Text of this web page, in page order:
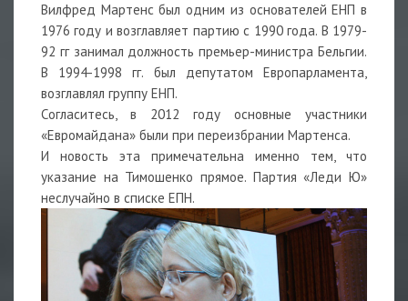
Вилфред Мартенс был одним из основателей ЕНП в
1976 году и возглавляет партию с 1990 года. В 1979-
92 гг занимал должность премьер-министра Бельгии.
В 1994-1998 гг. был депутатом Европарламента,
возглавлял группу ЕНП.
Согласитесь, в 2012 году основные участники
«Евромайдана» были при переизбрании Мартенса.
И новость эта примечательна именно тем, что
указание на Тимошенко прямое. Партия «Леди Ю»
неслучайно в списке ЕПН.